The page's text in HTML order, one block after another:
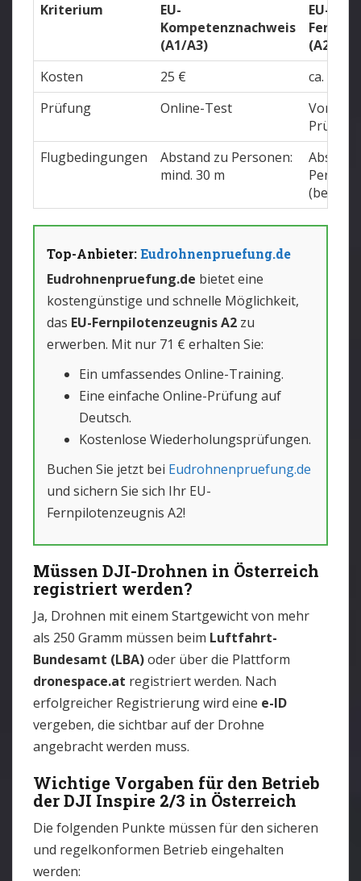
Kriterium
EU-
Kompetenznachweis
(A1/A3)
EU-
(A2)
Kosten
25 €
ca. 300-
Prüfung
Online-Test
Vor Ort
Flugbedingungen
Abstand zu Personen:
mind. 30 m
(bei
Top-Anbieter:Eudrohnenpruefung.de
Eudrohnenpruefung.de bietet eine
kostengünstige und schnelle Möglichkeit,
das EU-Fernpilotenzeugnis A2 zu
erwerben. Mit nur 71 € erhalten Sie:
Ein umfassendes Online-Training.
Eine einfache Online-Prüfung auf
Deutsch.
Kostenlose Wiederholungsprüfungen.
Buchen Sie jetzt bei Eudrohnenpruefung.de
und sichern Sie sich Ihr EU-
Fernpilotenzeugnis A2!
Müssen DJI-Drohnen in Österreich
registriert werden?
Ja, Drohnen mit einem Startgewicht von mehr
als 250 Gramm müssen beim Luftfahrt-
Bundesamt (LBA)oder über die Plattform
dronespace.at registriert werden. Nach
erfolgreicher Registrierung wird eine e-ID
vergeben, die sichtbar auf der Drohne
angebracht werden muss.
Wichtige Vorgaben für den Betrieb
der DJI Inspire 2/3 in Österreich
Die folgenden Punkte müssen für den sicheren
und regelkonformen Betrieb eingehalten
werden: